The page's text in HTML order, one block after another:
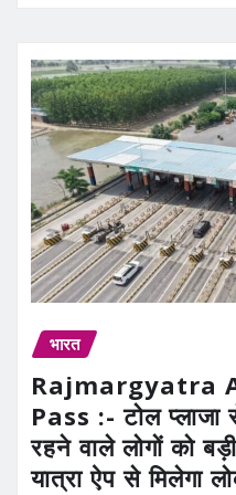
भारत
Rajmargyatra
Pass :- टोल प्लाजा
रहने वाले लोगों को
यात्रा ऐप से मिलेगा